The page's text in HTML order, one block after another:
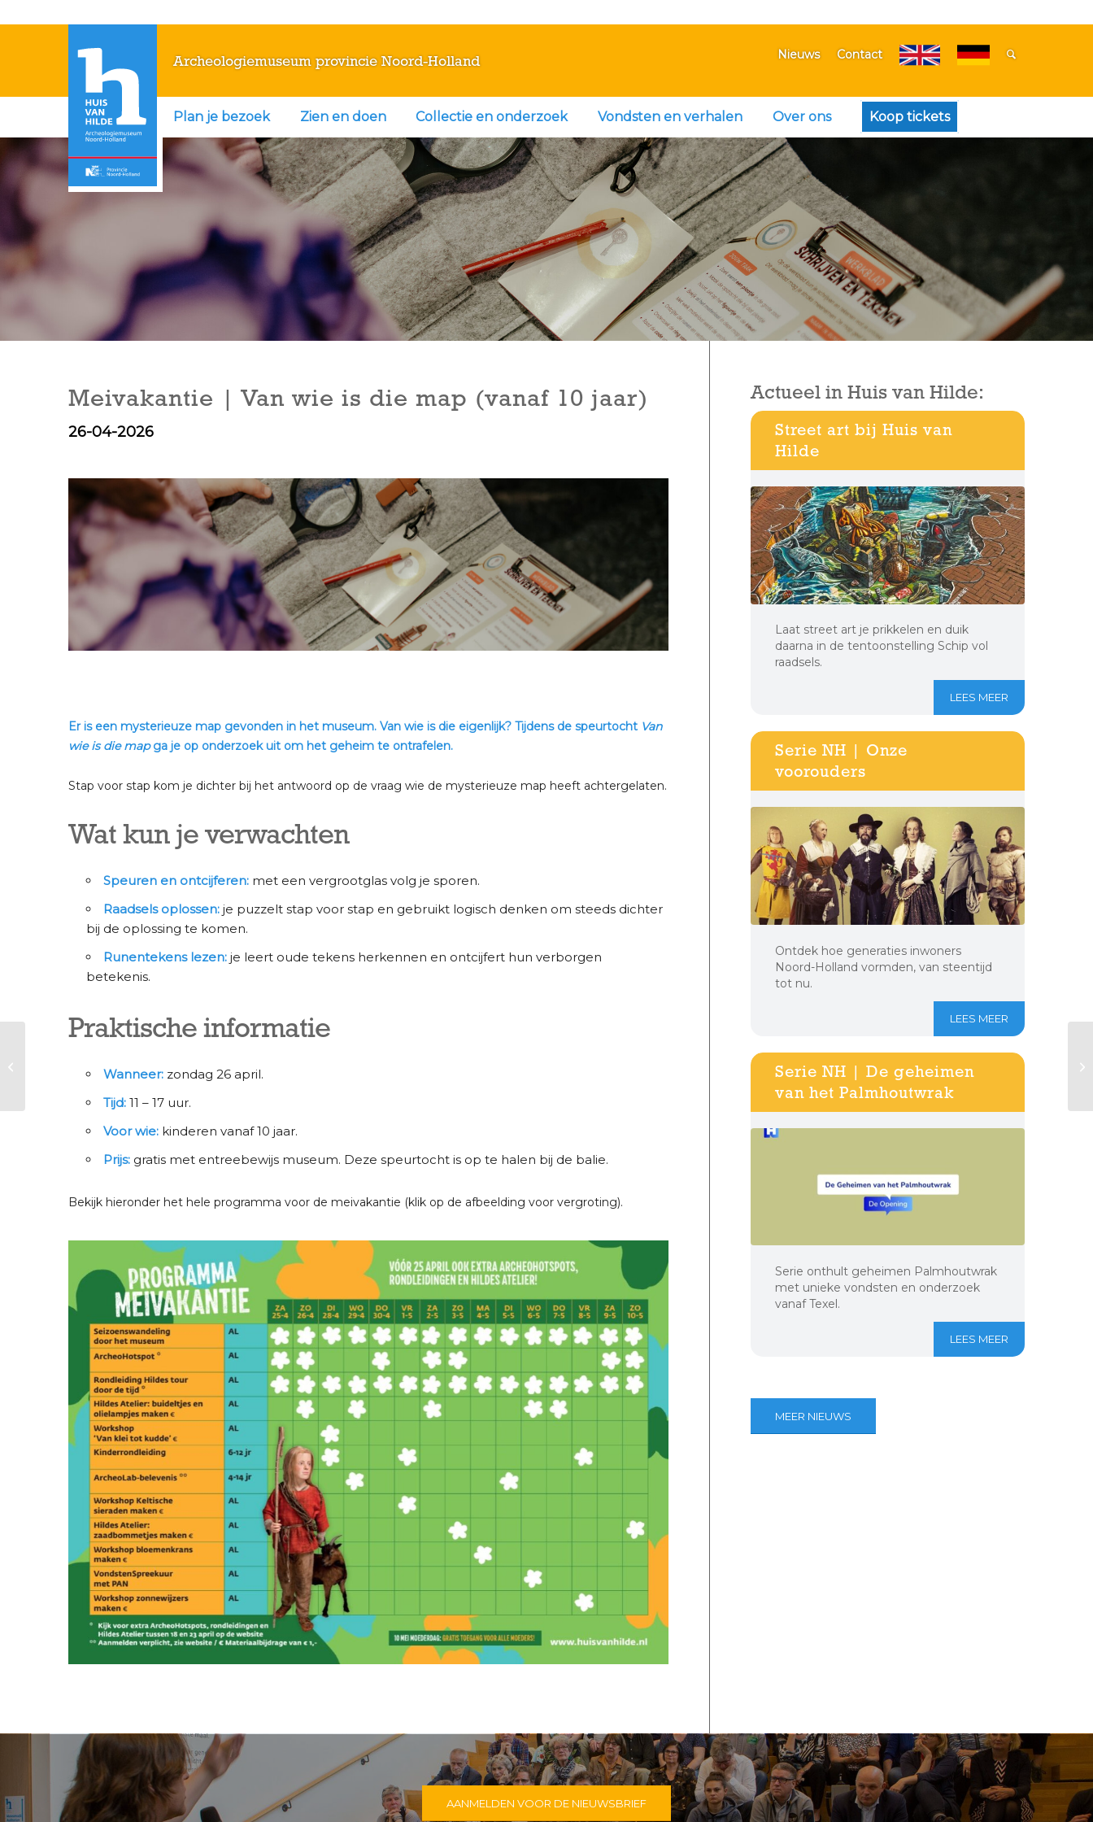
Archeologiemuseum provincie Noord-Holland Nieuws Contact
Plan je bezoek Zien en doen Collectie en onderzoek Vondsten en verhalen Over ons Koop tickets
Meivakantie | Van wie is die map (vanaf 10 jaar)
26-04-2026
Er is een mysterieuze map gevonden in het museum. Van wie is die eigenlijk? Tijdens de speurtocht Van
wie is die mapga je op onderzoek uit om het geheim te ontrafelen.
Stap voor stap kom je dichter bij het antwoord op de vraag wie de mysterieuze map heeft achtergelaten.
Wat kun je verwachten
Speuren en ontcijferen:met een vergrootglas volg je sporen.
Raadsels oplossen:je puzzelt stap voor stap en gebruikt logisch denken om steeds dichter
bij de oplossing te komen.
Runentekens lezen:je leert oude tekens herkennen en ontcijfert hun verborgen
betekenis.
Praktische informatie
Wanneer:zondag 26 april.
Tijd:11 – 17 uur.
Voor wie:kinderen vanaf 10 jaar.
Prijs:gratis met entreebewijs museum. Deze speurtocht is op te halen bij de balie.
Bekijk hieronder het hele programma voor de meivakantie (klik op de afbeelding voor vergroting).
Actueel in Huis van Hilde:
Street art bij Huis van
Hilde
Laat street art je prikkelen en duik
daarna in de tentoonstelling Schip vol
raadsels.
LEES MEER
Serie NH | Onze
voorouders
Ontdek hoe generaties inwoners
Noord-Holland vormden, van steentijd
tot nu.
LEES MEER
Serie NH | De geheimen
van het Palmhoutwrak
Serie onthult geheimen Palmhoutwrak
met unieke vondsten en onderzoek
vanaf Texel.
LEES MEER
MEER NIEUWS
AANMELDEN VOOR DE NIEUWSBRIEF
tour door de tijd